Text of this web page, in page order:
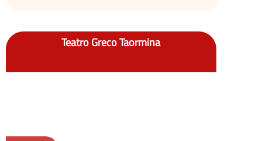
Teatro Greco Taormina